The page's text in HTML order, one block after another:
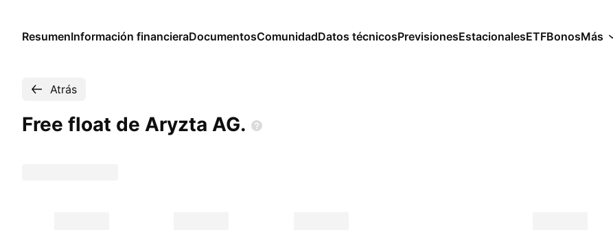
ResumenInformación financieraDocumentosComunidadDatos técnicosPrevisionesEstacionalesETFBonosMás
Atrás
Free float de Aryzta AG.